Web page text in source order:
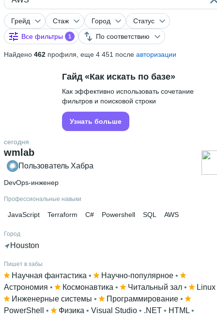
Грейд Стаж Город
Статус
Все фильтры
1 По соответствию
Найдено 462 профиля, еще 4 451 после авторизации
Гайд «Как искать по базе»
Как эффективно использовать сочетание
фильтров и поисковой строки
Узнать больше
wmlab
сегодня
Пользователь Хабра
DevOps-инженер
Профессиональные навыки
JavaScript Terraform C# Powershell SQL AWS
Город
Houston
Пишет в хабы
Научная фантастика • Научно-популярное •
Астрономия • Космонавтика • Читальный зал • Linux
Инженерные системы • Программирование •
PowerShell
• Физика • Visual Studio • .NET • HTML